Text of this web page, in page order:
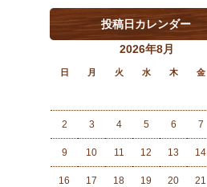
投稿日カレンダー
2026年8月
日 月 火 水 木 金
2 3 4 5 6 7
9 10 11 12 13 14
16 17 18 19 20 21